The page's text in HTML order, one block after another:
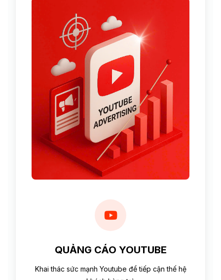
QUẢNG CÁO YOUTUBE
Khai thác sức mạnh Youtube để tiếp cận thế hệ